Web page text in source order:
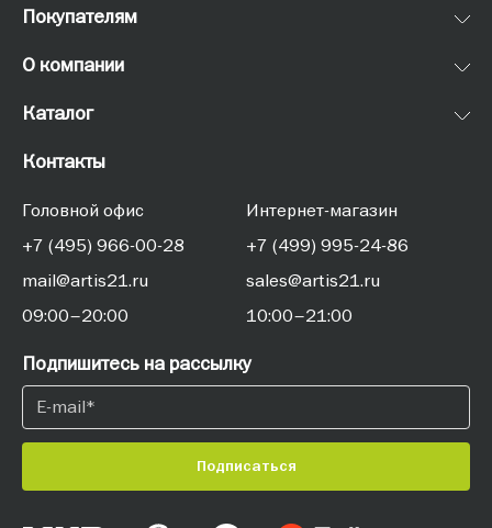
Покупателям
О компании
Каталог
Контакты
Головной офис
+7 (495) 966-00-28
mail@artis21.ru
09:00–20:00
Интернет-магазин
+7 (499) 995-24-86
sales@artis21.ru
10:00–21:00
Подпишитесь на рассылку
Подписаться